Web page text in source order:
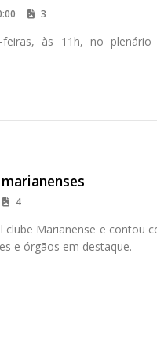
3
feiras, às 11h, no plenário
4
clube Marianense e contou
e órgãos em destaque.